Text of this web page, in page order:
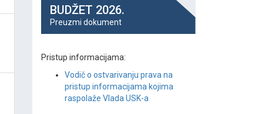
BUDŽET 2026.
Preuzmi dokument
Pristup informacijama:
Vodič o ostvarivanju prava na
pristup informacijama kojima
raspolaže Vlada USK-a